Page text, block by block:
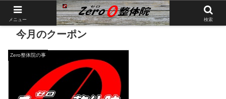
今月のクーポン
Zero整体院の事
メニュー 検索